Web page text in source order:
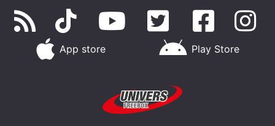
App store Play Store